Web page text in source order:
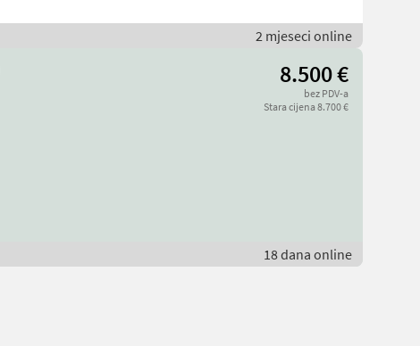
2 mjeseci online
8.500 €
bez PDV-a
Stara cijena 8.700 €
18 dana online